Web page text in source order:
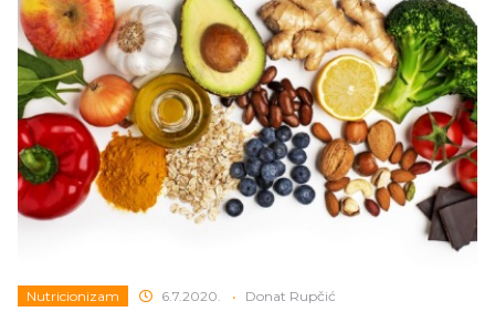
Nutricionizam 6.7.2020. • Donat Rupčić